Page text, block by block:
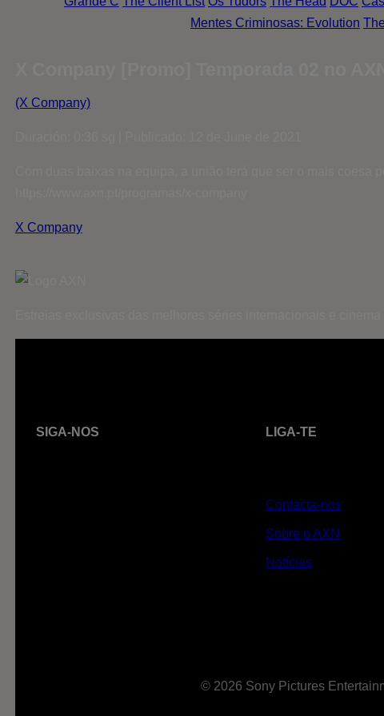
Mentes Criminosas: Evolution
(X Company)
X Company
SIGA-NOS LIGA-TE
Contacta-nos
Sobre o AXN
Notícias
© 2026 Sony Pictures